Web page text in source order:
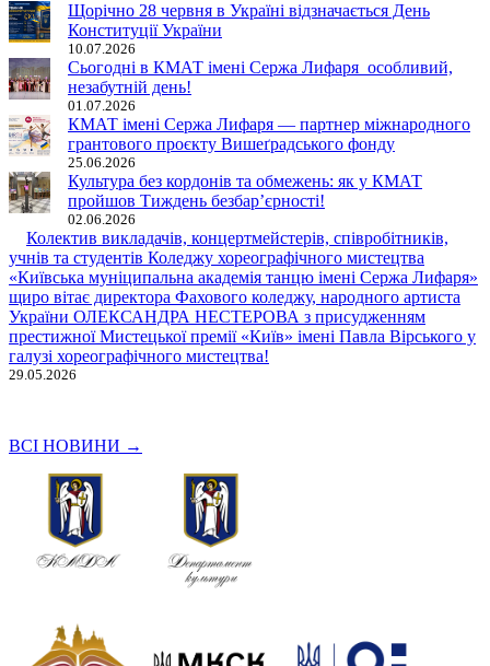
Щорічно 28 червня в Україні відзначається День
Конституції України
10.07.2026
Сьогодні в КМАТ імені Сержа Лифаря особливий,
незабутній день!
01.07.2026
КМАТ імені Сержа Лифаря — партнер міжнародного
грантового проєкту Вишеґрадського фонду
25.06.2026
Культура без кордонів та обмежень: як у КМАТ
пройшов Тиждень безбар’єрності!
02.06.2026
Колектив викладачів, концертмейстерів,
співробітників, учнів та студентів Коледжу
хореографічного мистецтва «Київська муніципальна
академія танцю імені Сержа Лифаря» щиро вітає директора
Фахового коледжу, народного артиста України ОЛЕКСАНДРА
НЕСТЕРОВА з присудженням престижної Мистецької премії
«Київ» імені Павла Вірського у галузі хореографічного
мистецтва!